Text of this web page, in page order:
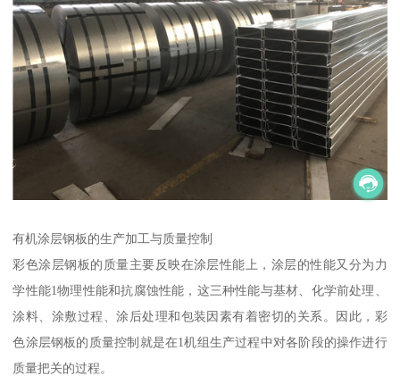
有机涂层钢板的生产加工与质量控制
彩色涂层钢板的质量主要反映在涂层性能上，涂层的性能又分为力
学性能1物理性能和抗腐蚀性能，这三种性能与基材、化学前处理、
涂料、涂敷过程、涂后处理和包装因素有着密切的关系。因此，彩
色涂层钢板的质量控制就是在1机组生产过程中对各阶段的操作进行
质量把关的过程。